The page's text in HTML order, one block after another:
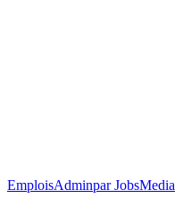
EmploisAdminpar JobsMedia